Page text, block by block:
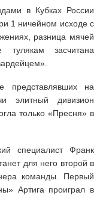
в Кубках России
1 ничейном исходе с
разница мячей
засчитана
представлявших на
элитный дивизион
только «Пресня» в
специалист Франк
для него второй в
команды. Первый
Артига проиграл в